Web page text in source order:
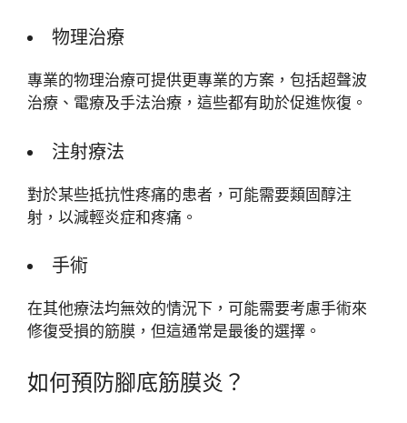
物理治療
專業的物理治療可提供更專業的方案，包括超聲波
治療、電療及手法治療，這些都有助於促進恢復。
注射療法
對於某些抵抗性疼痛的患者，可能需要類固醇注
射，以減輕炎症和疼痛。
手術
在其他療法均無效的情況下，可能需要考慮手術來
修復受損的筋膜，但這通常是最後的選擇。
如何預防腳底筋膜炎？